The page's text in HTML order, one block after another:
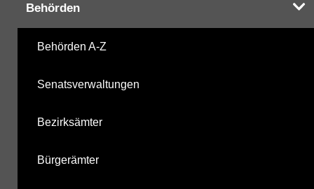
Behörden
Behörden A-Z
Senatsverwaltungen
Bezirksämter
Bürgerämter